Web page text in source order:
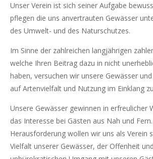
Unser Verein ist sich seiner Aufgabe
pflegen die uns anvertrauten Gewässer
des Umwelt- und des Naturschutzes.
Im Sinne der zahlreichen langjährigen
welche Ihren Beitrag dazu in nicht
haben, versuchen wir unsere Gewässer
auf Artenvielfalt und Nutzung im Einklang
Unsere Gewässer gewinnen in erfreulicher
das Interesse bei Gästen aus Nah und
Herausforderung wollen wir uns als Verein
Vielfalt unserer Gewässer, der Offenheit